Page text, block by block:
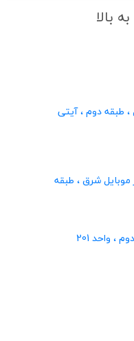
بالا
مگامال ، طبقه دوم ، آیتی
شرق ، طبقه
واحد 201